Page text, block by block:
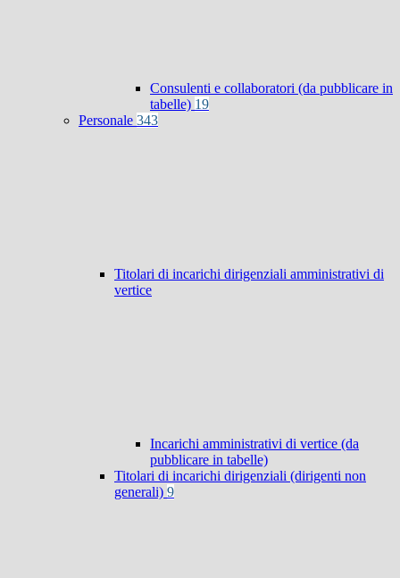
Consulenti e collaboratori (da pubblicare in
tabelle) 19
Personale 343
Titolari di incarichi dirigenziali amministrativi di
vertice
Incarichi amministrativi di vertice (da
pubblicare in tabelle)
Titolari di incarichi dirigenziali (dirigenti non
generali) 9